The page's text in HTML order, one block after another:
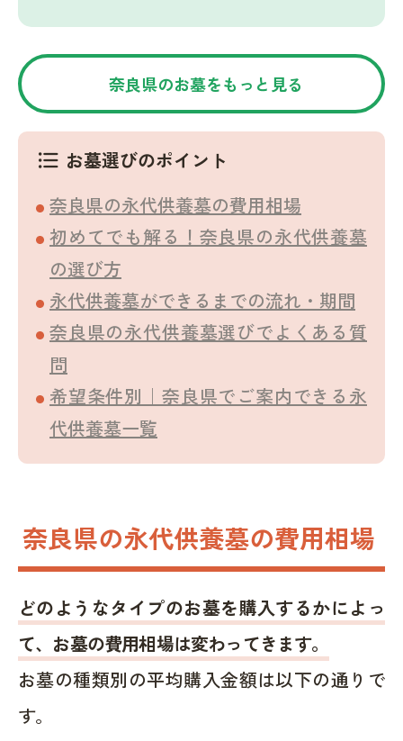
奈良県のお墓をもっと見る
format_list_bulleted お墓選びのポイント
奈良県の永代供養墓の費用相場
初めてでも解る！奈良県の永代供養墓
の選び方
永代供養墓ができるまでの流れ・期間
奈良県の永代供養墓選びでよくある質
問
希望条件別｜奈良県でご案内できる永
代供養墓一覧
奈良県の永代供養墓の費用相場
どのようなタイプのお墓を購入するかによっ
て、お墓の費用相場は変わってきます。
お墓の種類別の平均購入金額は以下の通りで
す。